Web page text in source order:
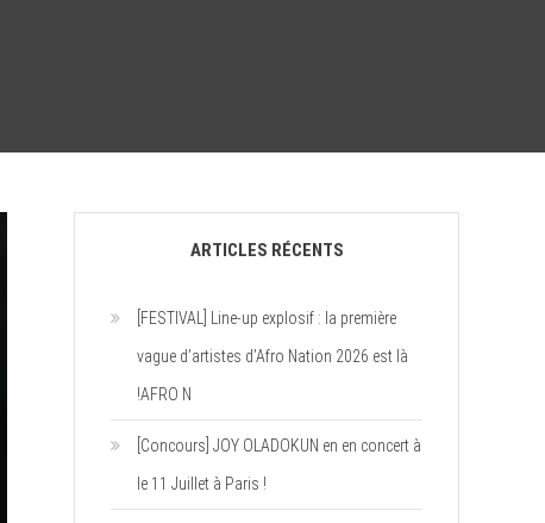
ARTICLES RÉCENTS
[FESTIVAL] Line-up explosif : la première
vague d’artistes d’Afro Nation 2026 est là
!AFRO N
[Concours] JOY OLADOKUN en en concert à
le 11 Juillet à Paris !